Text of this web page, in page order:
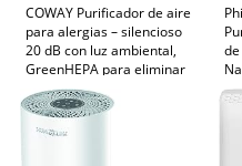
COWAY Purificador de aire
para alergias – silencioso
20 dB con luz ambiental,
GreenHEPA para eliminar
99,999% de partículas 0,01
µm, CADR alto 244 m³/h –
ideal para dormitorio –